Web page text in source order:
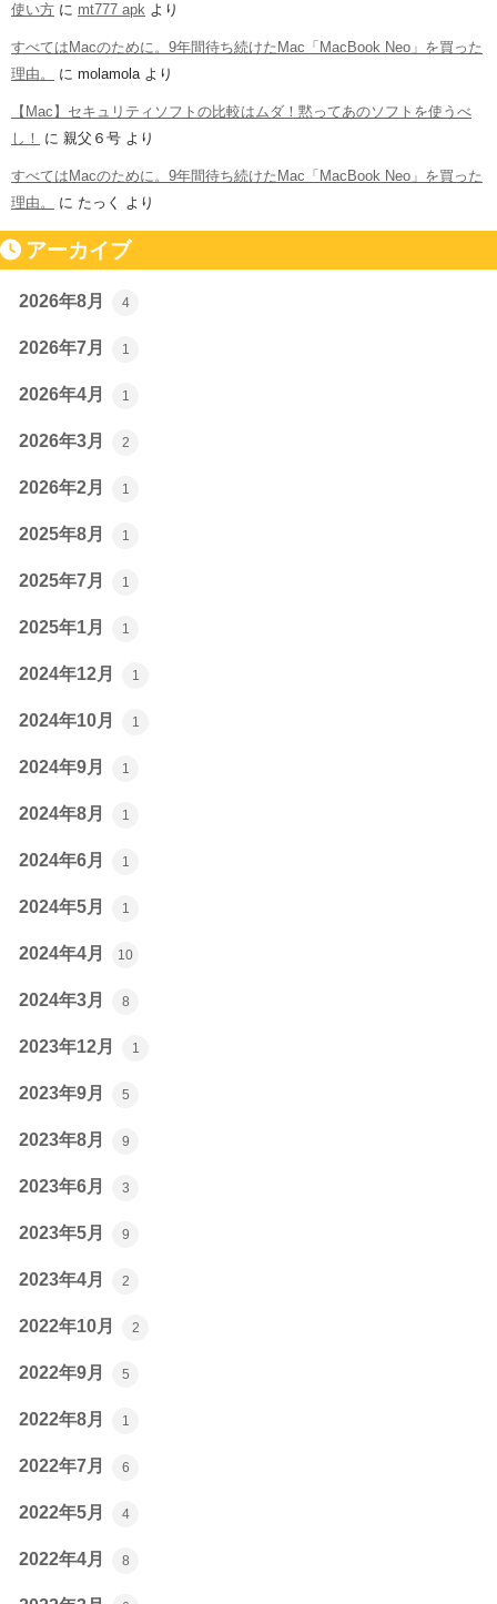
使い方 に mt777 apk より
すべてはMacのために。9年間待ち続けたMac「MacBook Neo」を買った
理由。
に molamolaより
【Mac】セキュリティソフトの比較はムダ！黙ってあのソフトを使うべ
し！
に 親父６号 より
すべてはMacのために。9年間待ち続けたMac「MacBook Neo」を買った
理由。
に たっく より
アーカイブ
2026年8月 4
2026年7月 1
2026年4月 1
2026年3月 2
2026年2月 1
2025年8月 1
2025年7月 1
2025年1月 1
2024年12月 1
2024年10月 1
2024年9月 1
2024年8月 1
2024年6月 1
2024年5月 1
2024年4月 10
2024年3月 8
2023年12月 1
2023年9月 5
2023年8月 9
2023年6月 3
2023年5月 9
2023年4月 2
2022年10月 2
2022年9月 5
2022年8月 1
2022年7月 6
2022年5月 4
2022年4月 8